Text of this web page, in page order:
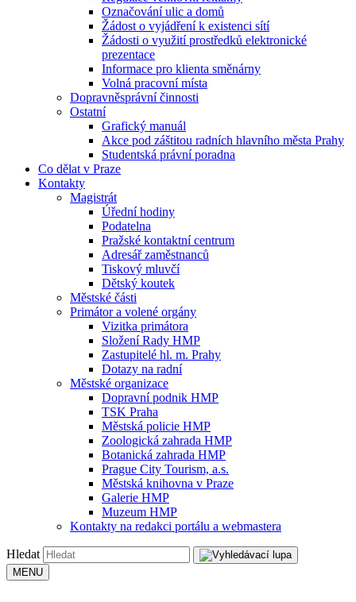
Označování ulic a domů
Žádost o vyjádření k existenci sítí
Žádosti o využití prostředků elektronické
prezentace
Informace pro klienta směnárny
Volná pracovní místa
Dopravněsprávní činnosti
Ostatní
Grafický manuál
Akce pod záštitou radních hlavního města Prahy
Studentská právní poradna
Co dělat v Praze
Kontakty
Magistrát
Úřední hodiny
Podatelna
Pražské kontaktní centrum
Adresář zaměstnanců
Tiskový mluvčí
Dětský koutek
Městské části
Primátor a volené orgány
Vizitka primátora
Složení Rady HMP
Zastupitelé hl. m. Prahy
Dotazy na radní
Městské organizace
Dopravní podnik HMP
TSK Praha
Městská policie HMP
Zoologická zahrada HMP
Botanická zahrada HMP
Prague City Tourism, a.s.
Městská knihovna v Praze
Galerie HMP
Muzeum HMP
Kontakty na redakci portálu a webmastera
Hledat
MENU